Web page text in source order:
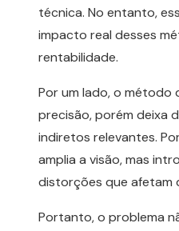
técnica. No entanto,
impacto real desses
rentabilidade.
Por um lado, o método
precisão, porém deixa
indiretos relevantes.
amplia a visão, mas
distorções que afetam
Portanto, o problema